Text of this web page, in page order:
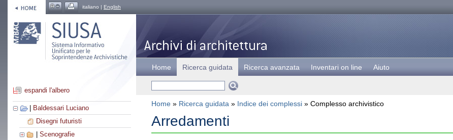
italiano | English
espandi l'albero
Baldessari Luciano
Disegni futuristi
Scenografie
Home Ricerca guidata Ricerca avanzata Inventari on line Aiuto
Home » Ricerca guidata » Indice dei complessi » Complesso archivistico
Arredamenti